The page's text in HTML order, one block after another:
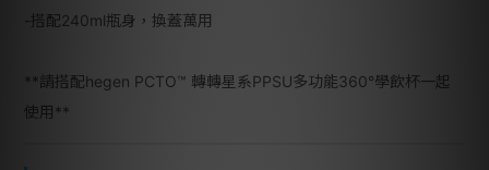
-搭配240ml瓶身，換蓋萬用
**請搭配hegen PCTO™ 轉轉星系PPSU多功能360°學飲杯一起
使用**